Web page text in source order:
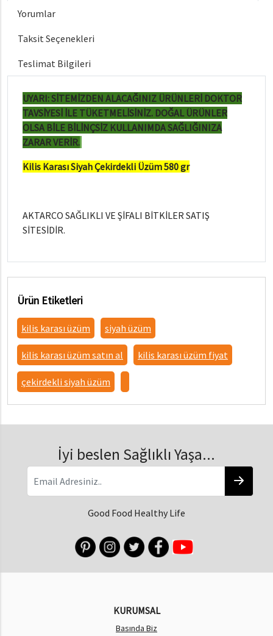
Yorumlar
Taksit Seçenekleri
Teslimat Bilgileri
UYARI: SİTEMİZDEN ALACAĞINIZ ÜRÜNLERİ DOKTOR
TAVSİYESİ İLE TÜKETMELİSİNİZ. DOĞAL ÜRÜNLER
OLSA BİLE BİLİNÇSİZ KULLANIMDA SAĞLIĞINIZA
ZARAR VERİR.
Kilis Karası Siyah Çekirdekli Üzüm 580 gr
AKTARCO SAĞLIKLI VE ŞİFALI BİTKİLER SATIŞ
SİTESİDİR.
Ürün Etiketleri
kilis karası üzüm siyah üzüm
kilis karası üzüm satın al kilis karası üzüm fiyat
çekirdekli siyah üzüm
İyi beslen Sağlıklı Yaşa...
Good Food Healthy Life
KURUMSAL
Basında Biz